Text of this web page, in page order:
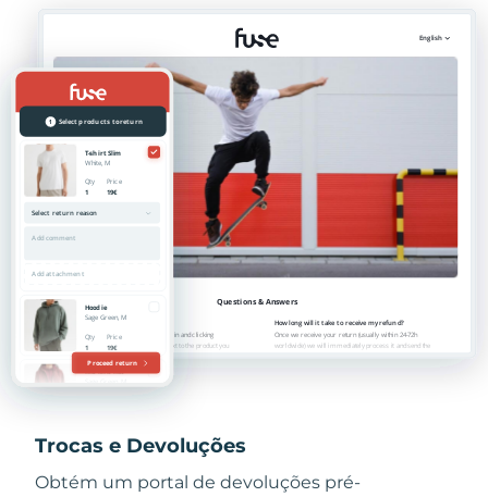
Trocas e Devoluções
Obtém um portal de devoluções pré-